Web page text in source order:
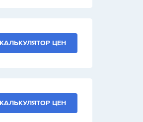
КАЛЬКУЛЯТОР ЦЕН
КАЛЬКУЛЯТОР ЦЕН